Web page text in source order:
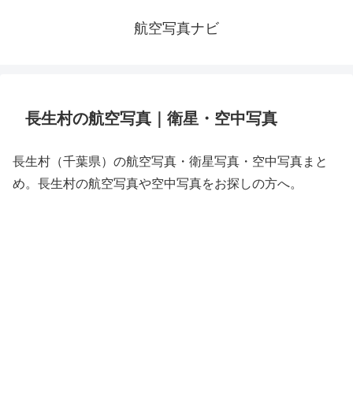
航空写真ナビ
長生村の航空写真｜衛星・空中写真
長生村（千葉県）の航空写真・衛星写真・空中写真まと
め。長生村の航空写真や空中写真をお探しの方へ。